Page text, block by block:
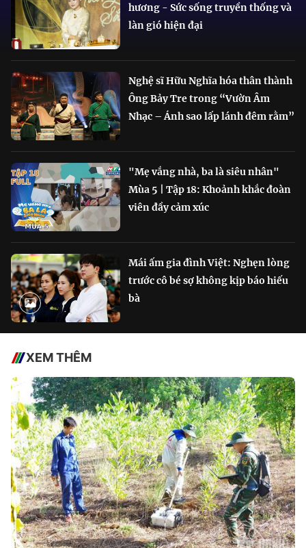
hương - Sức sống truyền thống và
làn gió hiện đại
Nghệ sĩ Hữu Nghĩa hóa thân thành
Ông Bảy Tre trong “Vườn Âm
Nhạc – Ánh sao lấp lánh đêm rằm”
"Mẹ vắng nhà, ba là siêu nhân"
Mùa 5 | Tập 18: Khoảnh khắc đoàn
viên đầy cảm xúc
Mái ấm gia đình Việt: Nghẹn lòng
trước cô bé sợ không kịp báo hiếu
bà
XEM THÊM